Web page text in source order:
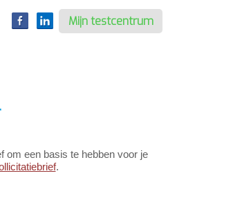
Mijn testcentrum
om een basis te hebben voor je
.